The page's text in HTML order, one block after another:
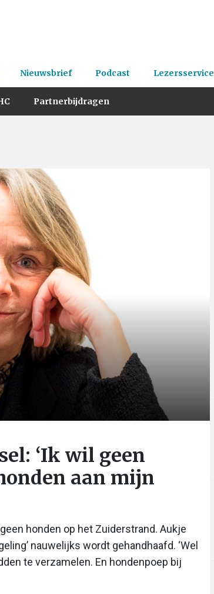
Nieuwsbrief Podcast Lezersservice
Partnerbijdragen
‘Ik wil geen
aan mijn
honden op het Zuiderstrand. Aukje
nauwelijks wordt gehandhaafd. ‘Wel
te verzamelen. En hondenpoep bij